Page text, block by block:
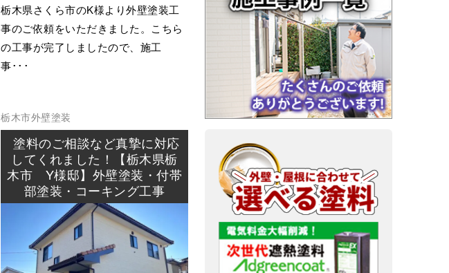
栃木県さくら市のK様より外壁塗装工
事のご依頼をいただきました。こちら
の工事が完了しましたので、施工
事･･･
栃木市外壁塗装
塗料のご相談など真摯に対応
してくれました！【栃木県栃
木市 Y様邸】外壁塗装・付帯
部塗装・コーキング工事